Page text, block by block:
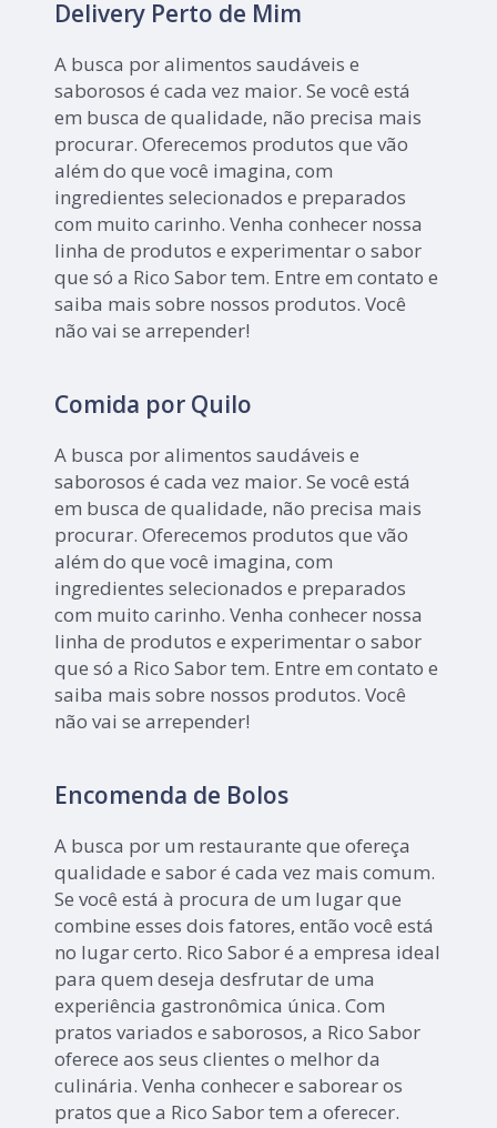
Delivery Perto de Mim
A busca por alimentos saudáveis e
saborosos é cada vez maior. Se você está
em busca de qualidade, não precisa mais
procurar. Oferecemos produtos que vão
além do que você imagina, com
ingredientes selecionados e preparados
com muito carinho. Venha conhecer nossa
linha de produtos e experimentar o sabor
que só a Rico Sabor tem. Entre em contato e
saiba mais sobre nossos produtos. Você
não vai se arrepender!
Comida por Quilo
A busca por alimentos saudáveis e
saborosos é cada vez maior. Se você está
em busca de qualidade, não precisa mais
procurar. Oferecemos produtos que vão
além do que você imagina, com
ingredientes selecionados e preparados
com muito carinho. Venha conhecer nossa
linha de produtos e experimentar o sabor
que só a Rico Sabor tem. Entre em contato e
saiba mais sobre nossos produtos. Você
não vai se arrepender!
Encomenda de Bolos
A busca por um restaurante que ofereça
qualidade e sabor é cada vez mais comum.
Se você está à procura de um lugar que
combine esses dois fatores, então você está
no lugar certo. Rico Sabor é a empresa ideal
para quem deseja desfrutar de uma
experiência gastronômica única. Com
pratos variados e saborosos, a Rico Sabor
oferece aos seus clientes o melhor da
culinária. Venha conhecer e saborear os
pratos que a Rico Sabor tem a oferecer.